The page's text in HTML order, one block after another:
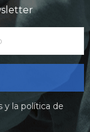
y la política de